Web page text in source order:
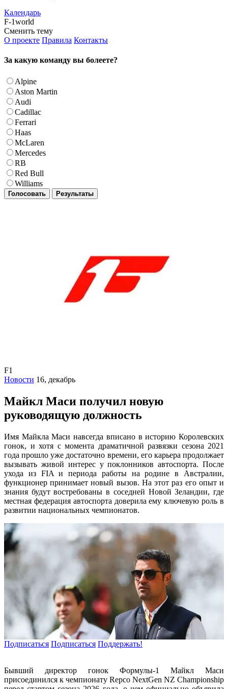
Календарь
F-1world
Сменить тему
О проекте Правила Контакты
За какую команду вы болеете?
Alpine
Aston Martin
Audi
Cadillac
Ferrari
Haas
McLaren
Mercedes
RB
Red Bull
Williams
Голосовать Результаты
F1
Новости 16, декабрь
Майкл Маси получил новую
руководящую должность
Имя Майкла Маси навсегда вписано в историю Королевских
гонок, и хотя с момента драматичной развязки сезона 2021
года прошло уже достаточно времени, его карьера продолжает
вызывать живой интерес у поклонников автоспорта. После
ухода из FIA и периода работы на родине в Австралии,
функционер принимает новый вызов. На этот раз его опыт и
знания будут востребованы в соседней Новой Зеландии, где
местная федерация автоспорта доверила ему ключевую роль в
развитии национальных чемпионатов.
Подписаться Подписаться Поддержать!
Бывший директор гонок Формулы-1 Майкл Маси
присоединился к чемпионату Repco NextGen NZ Championship